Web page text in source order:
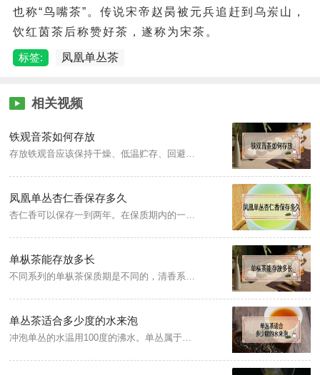
也称“鸟嘴茶”。传说宋帝赵昺被元兵追赶到乌岽山，
饮红茵茶后称赞好茶，遂称为宋茶。
标签: 凤凰单丛茶
相关视频
铁观音茶如何存放
存放铁观音应该保持干燥、低温贮存、回避光照、密封保存、不混装贮存，此外，茶叶也不宜和别的物品一起储放，因为茶叶本身质地疏松，孔隙度较多，要是与别的东西混放，泡出来的茶叶会有异味而且口感不好。
凤凰单丛杏仁香保存多久
杏仁香可以保存一到两年。在保质期内的一段时间里，香气会逐渐减弱，但不影响口感，这是正常的情况。另外，茶叶的保存要分开存放、不宜挤压，茶叶罐要放在防潮、防异味、避光的环境下。
单枞茶能存放多长
不同系列的单枞茶保质期是不同的，清香系列的单枞茶保质期是三个月，醇香系列的单枞茶可以保存一年左右，浓香系列的单枞茶可保存一到两年。因此，香气越淡，保质期相对来说会越短，前提是在保存得当的情况下。
单丛茶适合多少度的水来泡
冲泡单丛的水温用100度的沸水。单丛属于乌龙茶，是半发酵茶，用沸开水冲泡茶叶，既能使茶叶的香气很快地散发出来，又能使茶叶中的水浸出物溶解得较多(如咖啡碱和茶多酚等物质)，使茶汤滋味鲜醇爽口，冲泡时间以五到十分钟为宜，此时的茶汤品质较好。